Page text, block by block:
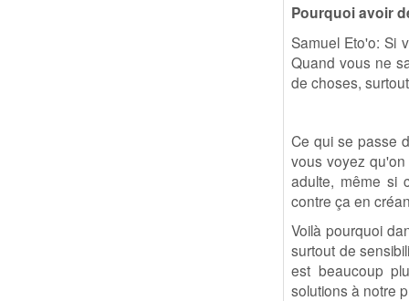
Pourquoi avoir
Samuel Eto'o: Si
Quand vous ne
de choses,
Ce qui se passe
vous voyez
adulte, même si
contre ça en
Voilà pourquoi
surtout de
est beaucoup
solutions à notre